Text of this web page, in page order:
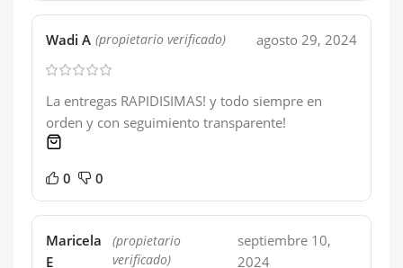
Wadi A (propietario verificado) agosto 29, 2024
La entregas RAPIDISIMAS! y todo siempre en
orden y con seguimiento transparente!
0 0
Maricela
E
(propietario
verificado)
septiembre 10,
2024